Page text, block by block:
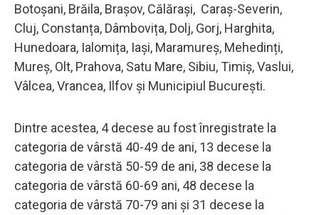
Botoșani, Brăila, Brașov, Călărași, Caraș-Severin,
Cluj, Constanța, Dâmbovița, Dolj, Gorj, Harghita,
Hunedoara, Ialomița, Iași, Maramureș, Mehedinți,
Mureș, Olt, Prahova, Satu Mare, Sibiu, Timiș, Vaslui,
Vâlcea, Vrancea, Ilfov și Municipiul București.
Dintre acestea, 4 decese au fost înregistrate la
categoria de vârstă 40-49 de ani, 13 decese la
categoria de vârstă 50-59 de ani, 38 decese la
categoria de vârstă 60-69 ani, 48 decese la
categoria de vârstă 70-79 ani și 31 decese la